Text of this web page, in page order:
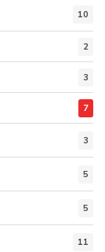
10
2
3
7
3
5
5
11